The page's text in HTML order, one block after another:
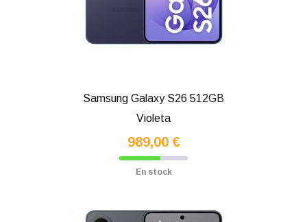
Samsung Galaxy S26 512GB
Violeta
989,00 €
En stock